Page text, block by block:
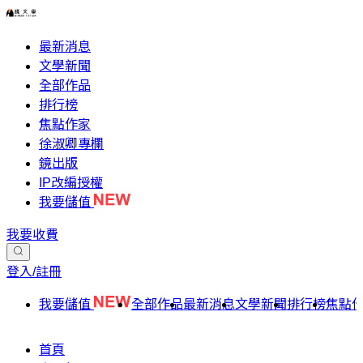
最新消息
文學新聞
全部作品
排行榜
焦點作家
徐淑卿專欄
鏡出版
IP改編授權
我要儲值
我要收費
登入/註冊
我要儲值 全部作品最新消息文學新聞排行榜焦點
首頁